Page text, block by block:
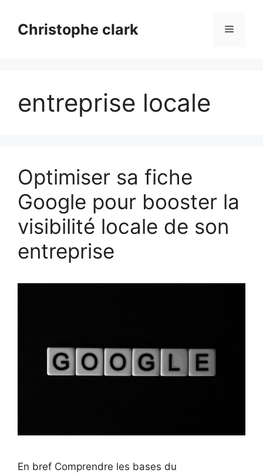
contenuChristophe clark Menu
entreprise locale
Optimiser sa fiche
Google pour booster la
visibilité locale de son
entreprise
En bref Comprendre les bases du